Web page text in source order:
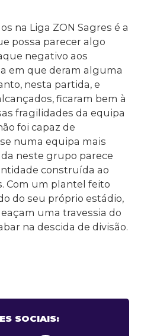
na Liga ZON Sagres é a
possa parecer algo
negativo aos
em que deram alguma
nesta partida, e
ficaram bem à
fragilidades da equipa
foi capaz de
numa equipa mais
neste grupo parece
construída ao
Com um plantel feito
do seu próprio estádio,
uma travessia do
na descida de divisão.
SOCIAIS: